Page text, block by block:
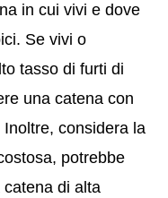
in cui vivi e dove
Se vivi o
tasso di furti di
una catena con
considera la
potrebbe
di alta